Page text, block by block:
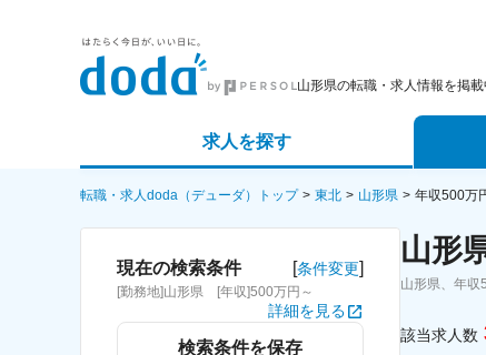
山形県の転職・求人情報を掲載
求人を探す
詳細条件から探す
求人特集から探す
エー
スカウ
転職・求人doda（デューダ）トップ 東北 山形県 年収500万
現在の検索条件 [条件変更]
[勤務地]山形県 [年収]500万円～
詳細を見る
検索条件を保存
山形
山形県、年収
該当求人数